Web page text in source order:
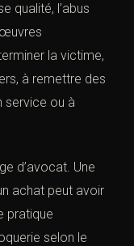
qualité, l’abus
la victime,
à remettre des
service ou à
d’avocat. Une
achat peut avoir
pratique
selon le